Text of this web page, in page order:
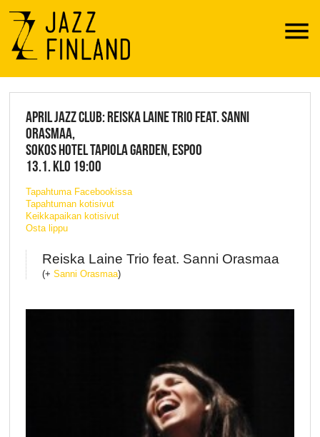
Menu
JAZZ FINLAND LIVE
APRIL JAZZ CLUB: REISKA LAINE TRIO FEAT. SANNI
ORASMAA,
SOKOS HOTEL TAPIOLA GARDEN, ESPOO
13.1. KLO 19:00
Tapahtuma Facebookissa
Tapahtuman kotisivut
Keikkapaikan kotisivut
Osta lippu
Reiska Laine Trio feat. Sanni Orasmaa
(+ Sanni Orasmaa)